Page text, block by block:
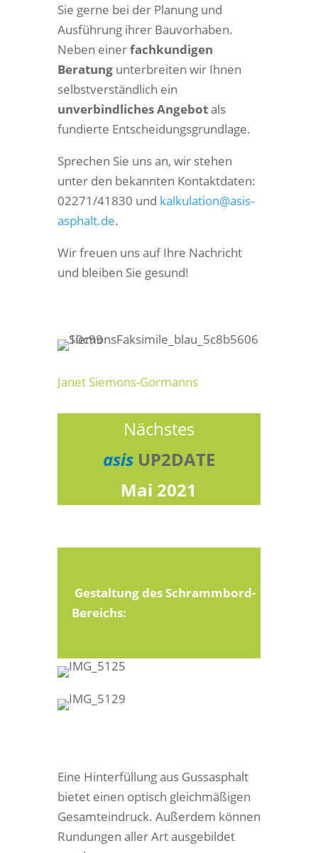
Sie gerne bei der Planung und
Ausführung ihrer Bauvorhaben.
Neben einerfachkundigen
Beratungunterbreiten wir Ihnen
selbstverständlich ein
unverbindliches Angebotals
fundierte Entscheidungsgrundlage.
Sprechen Sie uns an, wir stehen
unter den bekannten Kontaktdaten:
02271/41830 und kalkulation@asis-
asphalt.de.
Wir freuen uns auf Ihre Nachricht
und bleiben Sie gesund!
Janet Siemons-Gormanns
Nächstes
asis UP2DATE
Mai 2021
Gestaltung des Schrammbord-
Bereichs:
Eine Hinterfüllung aus Gussasphalt
bietet einen optisch gleichmäßigen
Gesamteindruck. Außerdem können
Rundungen aller Art ausgebildet